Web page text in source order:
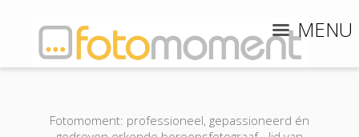
MENU
Fotomoment: professioneel, gepassioneerd én